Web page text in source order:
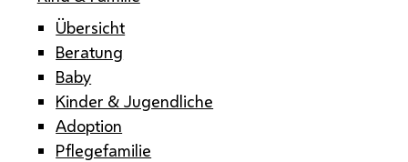
Übersicht
Beratung
Baby
Kinder & Jugendliche
Adoption
Pflegefamilie